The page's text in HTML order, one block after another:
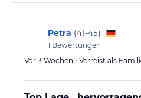
Speisen und die
ließen keine Wünsche offen.
Personal war durchgehend
Petra (41-45)
1 Bewertungen
Vor 3 Wochen • Verreist als